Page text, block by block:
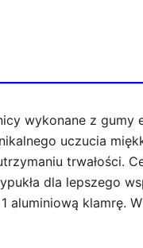
wykonane z gumy
uczucia
trwałości.
dla lepszego
aluminiową klamrę.